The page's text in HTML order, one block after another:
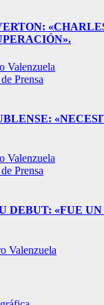
Valenzuela
Prensa
Valenzuela
Prensa
DEBUT: «FUE
Valenzuela